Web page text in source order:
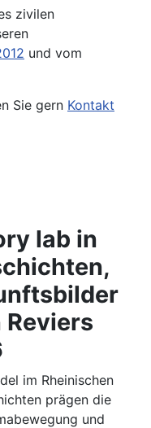
zivilen
und vom
Sie gern Kontakt
lab in
Reviers
im Rheinischen
prägen die
und